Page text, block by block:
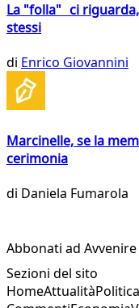
La "folla" ci
stessi
di Enrico Giovannini
Marcinelle, se la
cerimonia
di Daniela Fumarola
Abbonati ad Avvenire
Sezioni del sito
HomeAttualitàPolitica